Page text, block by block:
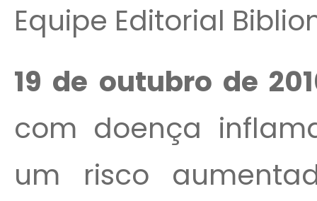
Equipe Editorial
19 de outubro de
com doença
um risco